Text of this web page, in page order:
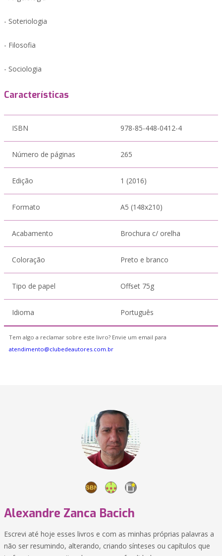
- Soteriologia
- Filosofia
- Sociologia
Características
ISBN 978-85-448-0412-4
Número de páginas 265
Edição 1 (2016)
Formato A5 (148x210)
Acabamento Brochura c/ orelha
Coloração Preto e branco
Tipo de papel Offset 75g
Idioma Português
Tem algo a reclamar sobre este livro? Envie um email para
atendimento@clubedeautores.com.br
Alexandre Zanca Bacich
Escrevi até hoje esses livros e com as minhas próprias palavras a
não ser resumindo, alterando, criando sínteses ou capítulos que